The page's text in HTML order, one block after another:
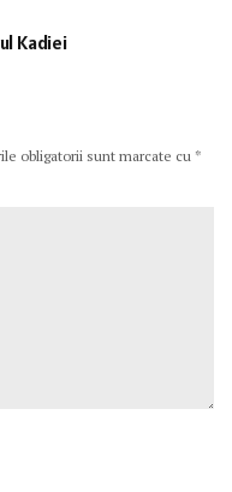
Kadiei
obligatorii sunt marcate cu *